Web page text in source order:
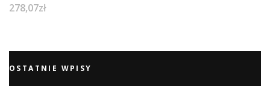
278,07zł
OSTATNIE WPISY